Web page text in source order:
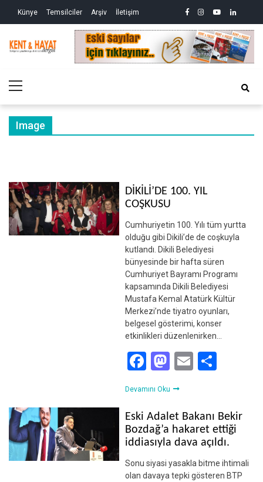
Künye Temsilciler Arşiv İletişim facebook
instagram
youtubelinkedin
ve
Kent&Hayat
Yönetim ve Genel Aktüalite Dergisi
Menu
Image
DİKİLİ’DE 100. YIL
COŞKUSU
Cumhuriyetin 100. Yılı tüm yurtta
olduğu gibi Dikili’de de coşkuyla
kutlandı. Dikili Belediyesi
bünyesinde bir hafta süren
Cumhuriyet Bayramı Programı
kapsamında Dikili Belediyesi
Mustafa Kemal Atatürk Kültür
Merkezi’nde tiyatro oyunları,
belgesel gösterimi, konser
etkinlikleri düzenlenirken…
Facebook
Mastodon
Email
Devamını Oku
Eski Adalet Bakanı Bekir
Bozdağ’a hakaret ettiği
iddiasıyla dava açıldı.
Sonu siyasi yasakla bitme ihtimali
olan davaya tepki gösteren BTP